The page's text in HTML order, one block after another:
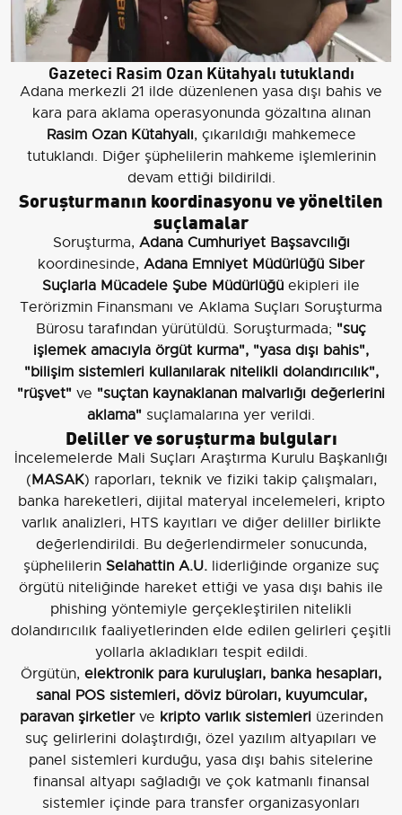
Gazeteci Rasim Ozan Kütahyalı tutuklandı
Adana merkezli 21 ilde düzenlenen yasa dışı bahis ve
kara para aklama operasyonunda gözaltına alınan
Rasim Ozan Kütahyalı, çıkarıldığı mahkemece
tutuklandı. Diğer şüphelilerin mahkeme işlemlerinin
devam ettiği bildirildi.
Soruşturmanın koordinasyonu ve yöneltilen
suçlamalar
Soruşturma, Adana Cumhuriyet Başsavcılığı
koordinesinde, Adana Emniyet Müdürlüğü Siber
Suçlarla Mücadele Şube Müdürlüğü ekipleri ile
Terörizmin Finansmanı ve Aklama Suçları Soruşturma
Bürosu tarafından yürütüldü. Soruşturmada; "suç
işlemek amacıyla örgüt kurma", "yasa dışı bahis",
"bilişim sistemleri kullanılarak nitelikli dolandırıcılık",
"rüşvet" ve "suçtan kaynaklanan malvarlığı değerlerini
aklama" suçlamalarına yer verildi.
Deliller ve soruşturma bulguları
İncelemelerde Mali Suçları Araştırma Kurulu Başkanlığı
(MASAK) raporları, teknik ve fiziki takip çalışmaları,
banka hareketleri, dijital materyal incelemeleri, kripto
varlık analizleri, HTS kayıtları ve diğer deliller birlikte
değerlendirildi. Bu değerlendirmeler sonucunda,
şüphelilerin Selahattin A.U.liderliğinde organize suç
örgütü niteliğinde hareket ettiği ve yasa dışı bahis ile
phishing yöntemiyle gerçekleştirilen nitelikli
dolandırıcılık faaliyetlerinden elde edilen gelirleri çeşitli
yollarla akladıkları tespit edildi.
Örgütün, elektronik para kuruluşları, banka hesapları,
sanal POS sistemleri, döviz büroları, kuyumcular,
paravan şirketlerve kripto varlık sistemleriüzerinden
suç gelirlerini dolaştırdığı, özel yazılım altyapıları ve
panel sistemleri kurduğu, yasa dışı bahis sitelerine
finansal altyapı sağladığı ve çok katmanlı finansal
sistemler içinde para transfer organizasyonları